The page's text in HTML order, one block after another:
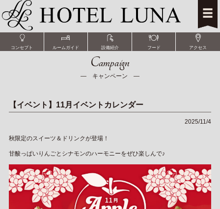
コンセプト ルームガイド 設備紹介 フード アクセス
Campaign
― キャンペーン ―
【イベント】11月イベントカレンダー
2025/11/4
秋限定のスイーツ＆ドリンクが登場！
甘酸っぱいりんごとシナモンのハーモニーをぜひ楽しんで♪